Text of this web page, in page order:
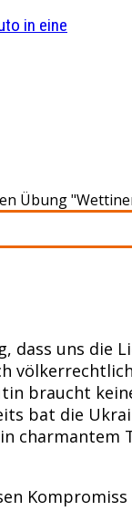
in eine
Übung
dass uns
braucht
bat die